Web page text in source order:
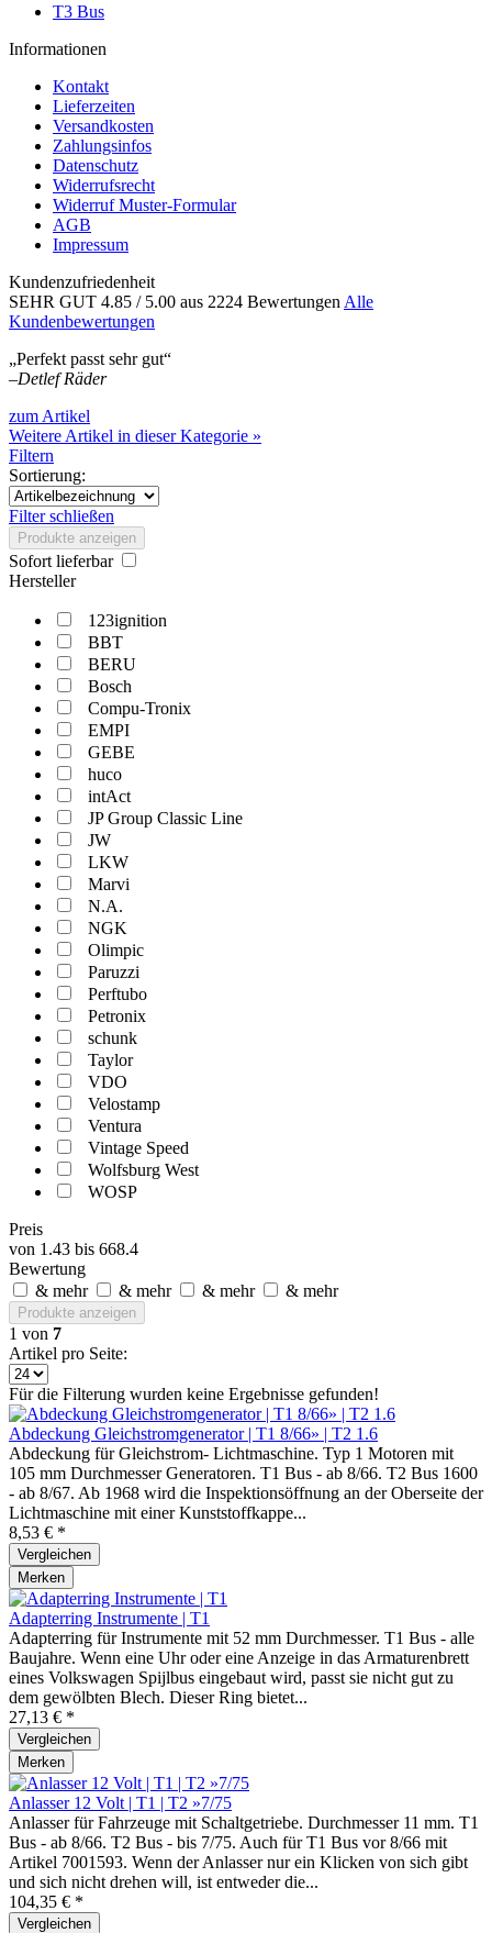
T3 Bus
Informationen
Kontakt
Lieferzeiten
Versandkosten
Zahlungsinfos
Datenschutz
Widerrufsrecht
Widerruf Muster-Formular
AGB
Impressum
Kundenzufriedenheit
SEHR GUT 4.85 / 5.00 aus 2224 Bewertungen Alle
Kundenbewertungen
„Perfekt passt sehr gut“
–Detlef Räder
zum Artikel
Weitere Artikel in dieser Kategorie »
Filtern
Sortierung:
Filter schließen
Produkte anzeigen
Sofort lieferbar
Hersteller
123ignition
BBT
BERU
Bosch
Compu-Tronix
EMPI
GEBE
huco
intAct
JP Group Classic Line
JW
LKW
Marvi
N.A.
NGK
Olimpic
Paruzzi
Perftubo
Petronix
schunk
Taylor
VDO
Velostamp
Ventura
Vintage Speed
Wolfsburg West
WOSP
Preis
von 1.43 bis 668.4
Bewertung
& mehr
& mehr & mehr & mehr
Produkte anzeigen
1 von 7
Artikel pro Seite:
Für die Filterung wurden keine Ergebnisse gefunden!
Abdeckung Gleichstromgenerator | T1 8/66» | T2 1.6
Abdeckung für Gleichstrom- Lichtmaschine. Typ 1 Motoren mit
105 mm Durchmesser Generatoren. T1 Bus - ab 8/66. T2 Bus 1600
- ab 8/67. Ab 1968 wird die Inspektionsöffnung an der Oberseite der
Lichtmaschine mit einer Kunststoffkappe...
8,53 € *
Vergleichen
Merken
Adapterring Instrumente | T1
Adapterring für Instrumente mit 52 mm Durchmesser. T1 Bus - alle
Baujahre. Wenn eine Uhr oder eine Anzeige in das Armaturenbrett
eines Volkswagen Spijlbus eingebaut wird, passt sie nicht gut zu
dem gewölbten Blech. Dieser Ring bietet...
27,13 € *
Vergleichen
Merken
Anlasser 12 Volt | T1 | T2 »7/75
Anlasser für Fahrzeuge mit Schaltgetriebe. Durchmesser 11 mm. T1
Bus - ab 8/66. T2 Bus - bis 7/75. Auch für T1 Bus vor 8/66 mit
Artikel 7001593. Wenn der Anlasser nur ein Klicken von sich gibt
und sich nicht drehen will, ist entweder die...
104,35 € *
Vergleichen